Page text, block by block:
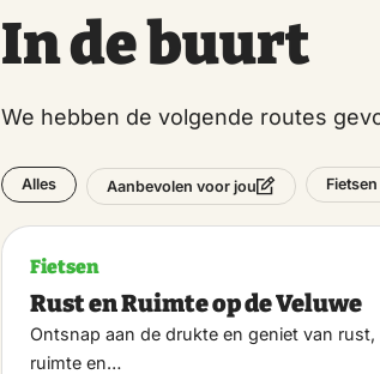
In de buurt
We hebben de volgende routes
Alles Aanbevolen voor jou Fietsen
Fietsen
Rust en Ruimte op de Veluwe
Ontsnap aan de drukte en geniet van rust,
ruimte en…